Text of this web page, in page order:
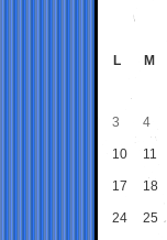
L M
3 4
10 11
17 18
24 25